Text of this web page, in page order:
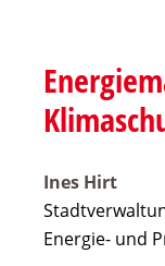
Ines Hirt
Energie- und